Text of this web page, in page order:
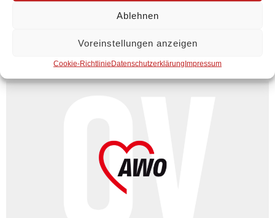
Ablehnen
Voreinstellungen anzeigen
Cookie-RichtlinieDatenschutzerklärungImpressum
Wir treffen uns regemäßig, komm auch dazu oder schaue bei
Werde Mitglied im OV Uelzen